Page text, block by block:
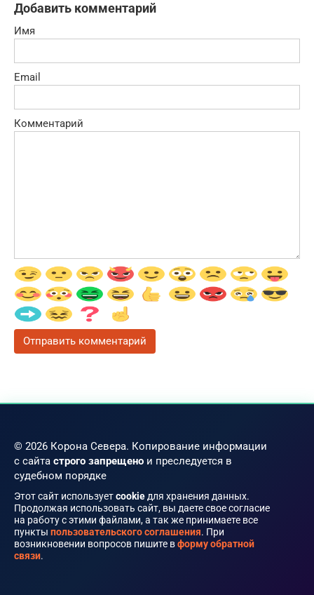
Добавить комментарий
Имя
Email
Комментарий
© 2026 Корона Севера. Копирование информации
с сайта строго запрещено и преследуется в
судебном порядке
Этот сайт используетcookie для хранения данных.
Продолжая использовать сайт, вы даете свое согласие
на работу с этими файлами, а так же принимаете все
пункты пользовательского соглашения. При
возникновении вопросов пишите вформу обратной
связи.